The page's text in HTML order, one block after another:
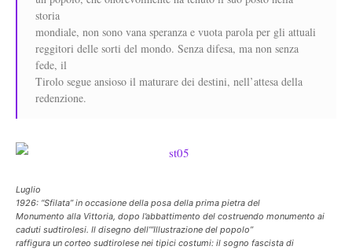
storia
mondiale, non sono vana speranza e vuota parola per gli attuali
reggitori delle sorti del mondo. Senza difesa, ma non senza
fede, il
Tirolo segue ansioso il maturare dei destini, nell’attesa della
redenzione.
Luglio
1926: “Sfilata” in occasione della posa della prima pietra del
Monumento alla Vittoria, dopo l’abbattimento del costruendo monumento ai
caduti sudtirolesi. Il disegno dell’“Illustrazione del popolo”
raffigura un corteo sudtirolese nei tipici costumi: il sogno fascista di